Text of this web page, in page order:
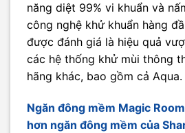
năng diệt 99% vi khuẩn và
công nghệ khử khuẩn hàng
được đánh giá là hiệu quả
các hệ thống khử mùi thông
hãng khác, bao gồm cả Aqua.
Ngăn đông mềm Magic
hơn ngăn đông mềm của